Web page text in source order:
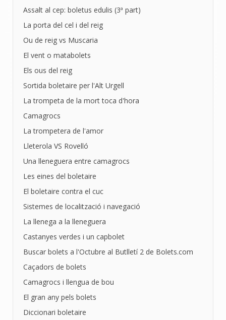
Assalt al cep: boletus edulis (3ª part)
La porta del cel i del reig
Ou de reig vs Muscaria
El vent o matabolets
Els ous del reig
Sortida boletaire per l'Alt Urgell
La trompeta de la mort toca d'hora
Camagrocs
La trompetera de l'amor
Lleterola VS Rovelló
Una lleneguera entre camagrocs
Les eines del boletaire
El boletaire contra el cuc
Sistemes de localització i navegació
La llenega a la lleneguera
Castanyes verdes i un capbolet
Buscar bolets a l'Octubre al Butlletí 2 de Bolets.com
Caçadors de bolets
Camagrocs i llengua de bou
El gran any pels bolets
Diccionari boletaire